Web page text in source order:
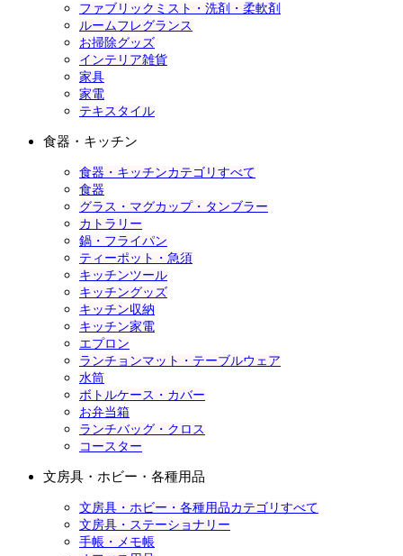
ファブリックミスト・洗剤・柔軟剤
ルームフレグランス
お掃除グッズ
インテリア雑貨
家具
家電
テキスタイル
食器・キッチン
食器・キッチンカテゴリすべて
食器
グラス・マグカップ・タンブラー
カトラリー
鍋・フライパン
ティーポット・急須
キッチンツール
キッチングッズ
キッチン収納
キッチン家電
エプロン
ランチョンマット・テーブルウェア
水筒
ボトルケース・カバー
お弁当箱
ランチバッグ・クロス
コースター
文房具・ホビー・各種用品
文房具・ホビー・各種用品カテゴリすべて
文房具・ステーショナリー
手帳・メモ帳